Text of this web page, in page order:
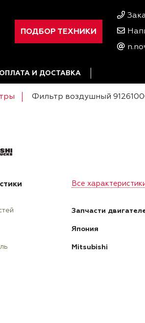
ПОДБОР ТЕХНИКИ
ОПЛАТА И ДОСТАВКА
Фильтр воздушный
Все
Запчасти
Япония
Mitsubishi